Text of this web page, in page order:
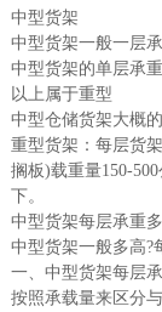
中型货架
中型货架一般一层
中型货架的单层承
以上属于重型
中型仓储货架大概
重型货架：每层货
搁板)载重量150-
下。
中型货架每层承重
中型货架一般多高?
一、中型货架每层
按照承载量来区分